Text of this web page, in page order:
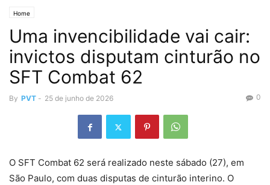
Home
Uma invencibilidade vai cair:
invictos disputam cinturão no
SFT Combat 62
By PVT - 25 de junho de 2026 0
O SFT Combat 62 será realizado neste sábado (27), em
São Paulo, com duas disputas de cinturão interino. O